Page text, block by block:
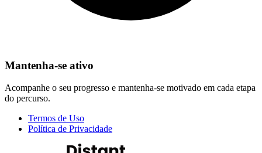
Mantenha-se ativo
Acompanhe o seu progresso e mantenha-se motivado em cada etapa
do percurso.
Termos de Uso
Política de Privacidade